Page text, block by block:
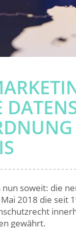
soweit: die
2018 die seit
gewährt.